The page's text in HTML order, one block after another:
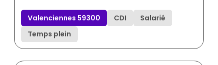
Valenciennes 59300 CDI
Salarié
Temps plein